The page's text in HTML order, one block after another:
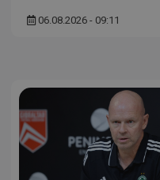
06.08.2026 - 09:11